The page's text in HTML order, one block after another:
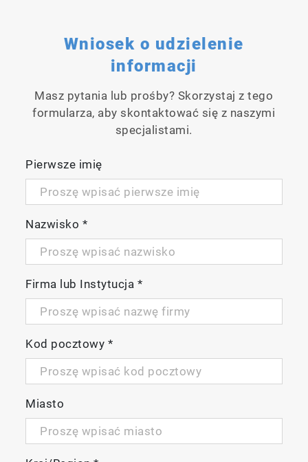
Wniosek o udzielenie
informacji
Masz pytania lub prośby? Skorzystaj z tego
formularza, aby skontaktować się z naszymi
specjalistami.
Pierwsze imię
Nazwisko *
Firma lub Instytucja *
Kod pocztowy *
Miasto